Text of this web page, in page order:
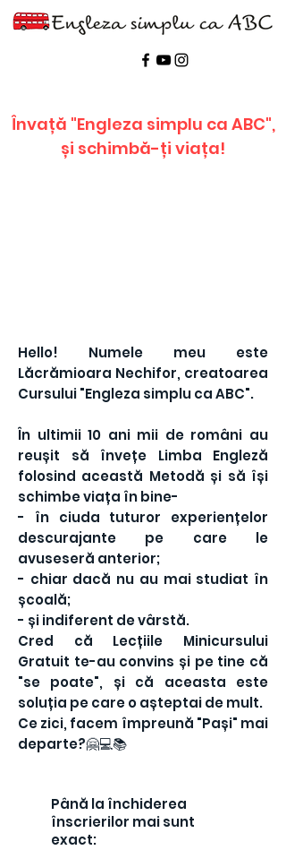
Învață "Engleza simplu ca ABC",
și schimbă-ți viața!
Hello! Numele meu este
Lăcrămioara Nechifor, creatoarea
Cursului "Engleza simplu ca ABC".
În ultimii 10 ani mii de români au
reușit să învețe Limba Engleză
folosind această Metodă și să își
schimbe viața în bine-
- în ciuda tuturor experiențelor
descurajante pe care le
avuseseră anterior;
- chiar dacă nu au mai studiat în
școală;
- și indiferent de vârstă.
Cred că Lecțiile Minicursului
Gratuit te-au convins și pe tine că
"se poate", și că aceasta este
soluția pe care o așteptai de mult.
Ce zici, facem împreună "Pași" mai
departe?🤗💻📚
Până la închiderea
înscrierilor mai sunt
exact: